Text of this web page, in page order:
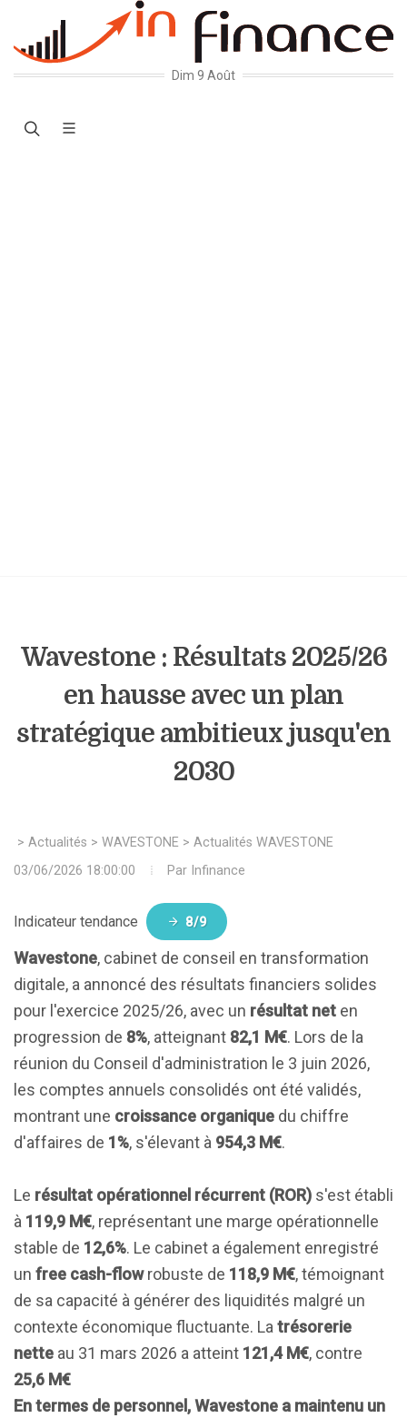
Dim 9 Août
Wavestone : Résultats 2025/26
en hausse avec un plan
stratégique ambitieux jusqu'en
2030
> Actualités > WAVESTONE > Actualités WAVESTONE
03/06/2026 18:00:00
Par Infinance
Indicateur tendance 8/9
Wavestone, cabinet de conseil en transformation
digitale, a annoncé des résultats financiers solides
pour l'exercice 2025/26, avec un résultat net en
progression de 8%, atteignant 82,1 M€. Lors de la
réunion du Conseil d'administration le 3 juin 2026,
les comptes annuels consolidés ont été validés,
montrant une croissance organique du chiffre
d'affaires de 1%, s'élevant à 954,3 M€.
Le résultat opérationnel récurrent (ROR) s'est établi
à 119,9 M€, représentant une marge opérationnelle
stable de 12,6%. Le cabinet a également enregistré
un free cash-flowrobuste de 118,9 M€, témoignant
de sa capacité à générer des liquidités malgré un
contexte économique fluctuante. La trésorerie
nette au 31 mars 2026 a atteint 121,4 M€, contre
25,6 M€
En termes de personnel, Wavestone a maintenu un